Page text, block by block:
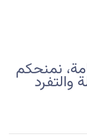
نمنحكم
والتفرد